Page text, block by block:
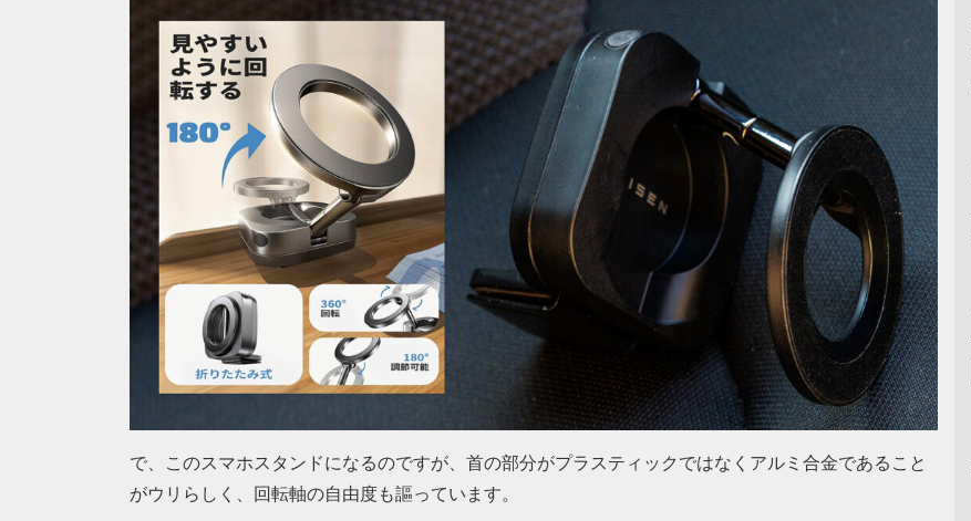
で、このスマホスタンドになるのですが、首の部分がプラスティックではなくアルミ合金であること
がウリらしく、回転軸の自由度も謳っています。